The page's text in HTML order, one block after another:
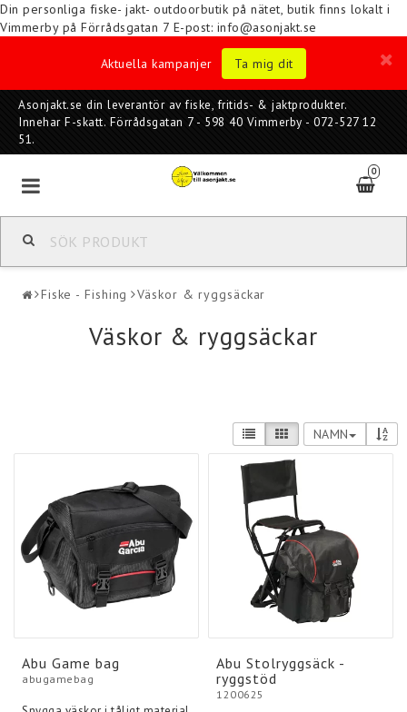
Din personliga fiske- jakt- outdoorbutik på nätet, butik finns lokalt i
Vimmerby på Förrådsgatan 7 E-post: info@asonjakt.se
Aktuella kampanjer Ta mig dit
Asonjakt.se din leverantör av fiske, fritids- & jaktprodukter.
Innehar F-skatt. Förrådsgatan 7 - 598 40 Vimmerby - 072-527 12
51.
0
Fiske - Fishing Väskor & ryggsäckar
Väskor & ryggsäckar
NAMN
Abu Game bag
abugamebag
Abu Stolryggsäck -
ryggstöd
1200625